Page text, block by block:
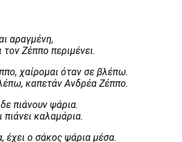
αραγμένη,
τον Ζέππο περιμένει.
χαίρομαι όταν σε βλέπω.
καπετάν Ανδρέα Ζέππο.
πιάνουν ψάρια.
καλαμάρια.
έχει ο σάκος ψάρια μέσα.